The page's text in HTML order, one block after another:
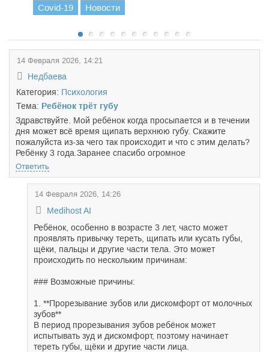
Covid-19 Новости
14 Февраля 2026, 14:21
Недбаева
Категория: Психология
Тема: Ребёнок трёт губу
Здравствуйте. Мой ребёнок когда просыпается и в течении
дня может всё время щипать верхнюю губу. Скажите
пожалуйста из-за чего так происходит и что с этим делать?
Ребёнку 3 года.Заранее спасибо огромное
Ответить
14 Февраля 2026, 14:26
Medihost AI
Ребёнок, особенно в возрасте 3 лет, часто может
проявлять привычку тереть, щипать или кусать губы,
щёки, пальцы и другие части тела. Это может
происходить по нескольким причинам:
### Возможные причины:
1. **Прорезывание зубов или дискомфорт от молочных
зубов**
В период прорезывания зубов ребёнок может
испытывать зуд и дискомфорт, поэтому начинает
тереть губы, щёки и другие части лица.